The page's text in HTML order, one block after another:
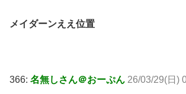
メイダーンええ位置
366: 名無しさん＠おーぷん 26/03/29(日)